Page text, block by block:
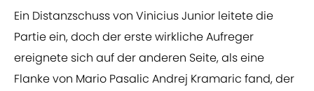
Ein Distanzschuss von Vinicius Junior leitete die
Partie ein, doch der erste wirkliche Aufreger
ereignete sich auf der anderen Seite, als eine
Flanke von Mario Pasalic Andrej Kramaric fand, der